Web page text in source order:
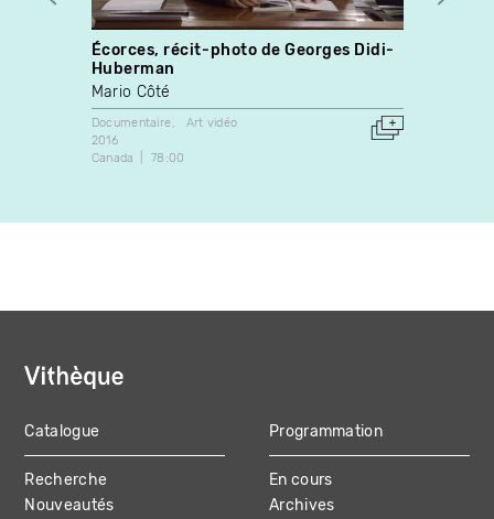
Écorces, récit-photo de Georges Didi-
Huberman
Mario Côté
Documentaire
Art vidéo
2016
Canada
78:00
MAIN
NAVIGATION
Catalogue
Recherche
Nouveautés
Programmation
En cours
Archives